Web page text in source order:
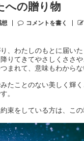
への贈り物
想 コメントを書く
、わたしのもとに届いた
りてきてやさしくささ
まれて、意味もわから
たことのない美しく輝
。
束をしている方は、こ